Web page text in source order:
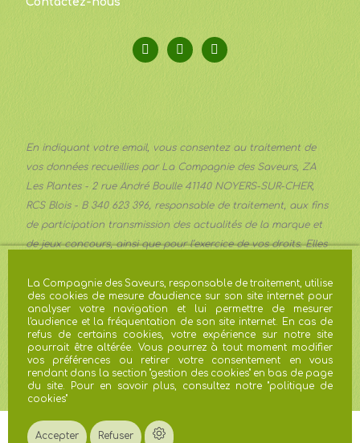
La Compagnie des Saveurs, responsable de traitement, utilise
des cookies de mesure d'audience sur son site internet pour
analyser votre navigation et lui permettre de mesurer
l'audience et la fréquentation de son site internet. En cas de
refus de certains cookies, votre expérience sur notre site
pourrait être altérée. Vous pourrez à tout moment modifier
vos préférences ou retirer votre consentement en vous
rendant dans la section "gestion des cookies" en bas de page
du site. Pour en savoir plus, consultez notre "politique de
cookies"
Accepter Refuser
En indiquant votre email, vous consentez au traitement de
vos données recueillies par La Compagnie des Saveurs, ZA
Les Plantes - 2 rue André Boulle 41140 NOYERS-SUR-CHER,
RCS Blois - B 340 623 396, responsable de traitement, aux fins
de participation transmission des actualités de la marque et
de jeux concours, ainsi que pour l’exercice de vos droits. Elles
la Société et conservées pour trois ans à compter du dernier
contact ou une durée plus importante lorsque les obligations
légales l’imposent. Vous pouvez exercer vos droits d’accès, de
rectification, d’effacement, d’opposition, de limitation du
traitement àgdpr@avril.com. En cas de réclamation, vous
disposez du droit de saisir la CNIL.